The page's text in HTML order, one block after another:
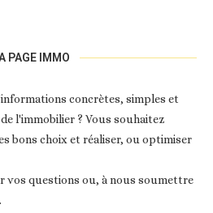
PAGE IMMO
concrètes, simples et
l'immobilier ? Vous souhaitez
bons choix et réaliser, ou optimiser
vos questions ou, à nous soumettre